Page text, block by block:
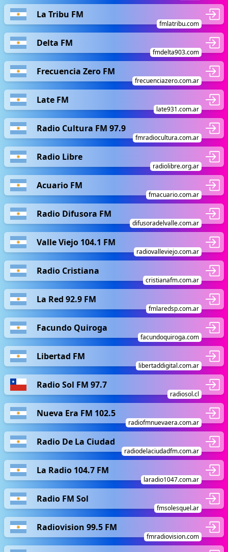
La Tribu FM
fmlatribu.com
Delta FM
fmdelta903.com
Frecuencia Zero FM
frecuenciazero.com.ar
Late FM
late931.com.ar
Radio Cultura FM 97.9
fmradiocultura.com.ar
Radio Libre
radiolibre.org.ar
Acuario FM
fmacuario.com.ar
Radio Difusora FM
difusoradelvalle.com.ar
Valle Viejo 104.1 FM
radiovalleviejo.com.ar
Radio Cristiana
cristianafm.com.ar
La Red 92.9 FM
fmlaredsp.com.ar
Facundo Quiroga
facundoquiroga.com
Libertad FM
libertaddigital.com.ar
Radio Sol FM 97.7
radiosol.cl
Nueva Era FM 102.5
radiofmnuevaera.com.ar
Radio De La Ciudad
radiodelaciudadfm.com.ar
La Radio 104.7 FM
laradio1047.com.ar
Radio FM Sol
fmsolesquel.ar
Radiovision 99.5 FM
fmradiovision.com